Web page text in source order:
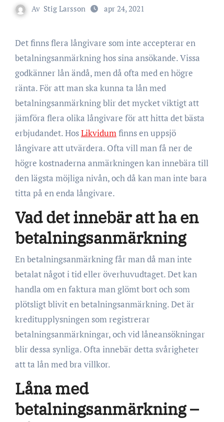
Av Stig Larsson apr 24, 2021
Det finns flera långivare som inte accepterar en
betalningsanmärkning hos sina ansökande. Vissa
godkänner lån ändå, men då ofta med en högre
ränta. För att man ska kunna ta lån med
betalningsanmärkning blir det mycket viktigt att
jämföra flera olika långivare för att hitta det bästa
erbjudandet. HosLikvidumfinns en uppsjö
långivare att utvärdera. Ofta vill man få ner de
högre kostnaderna anmärkningen kan innebära till
den lägsta möjliga nivån, och då kan man inte bara
titta på en enda långivare.
Vad det innebär att ha en
betalningsanmärkning
En betalningsanmärkning får man då man inte
betalat något i tid eller överhuvudtaget. Det kan
handla om en faktura man glömt bort och som
plötsligt blivit en betalningsanmärkning. Det är
kreditupplysningen som registrerar
betalningsanmärkningar, och vid låneansökningar
blir dessa synliga. Ofta innebär detta svårigheter
att ta lån med bra villkor.
Låna med
betalningsanmärkning –